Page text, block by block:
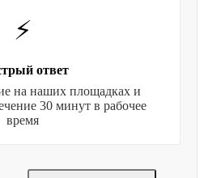
⚡
ответ
на наших площадках и
30 минут в рабочее
время